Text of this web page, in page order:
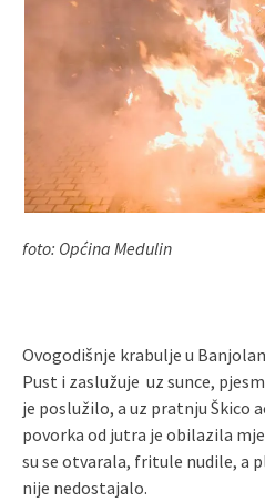
foto: Općina Medulin
Ovogodišnje krabulje u
Pust i zaslužuje uz sunce,
je poslužilo, a uz pratnju Škico
povorka od jutra je obilazila
su se otvarala, fritule nudile, a
nije nedostajalo.